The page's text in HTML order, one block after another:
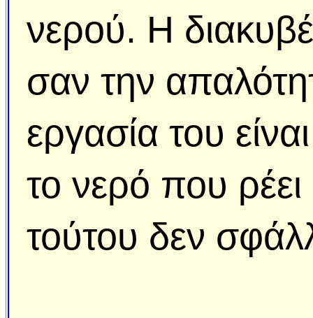
νερού. Η
σαν την
εργασία του
το νερό που
τούτου δεν